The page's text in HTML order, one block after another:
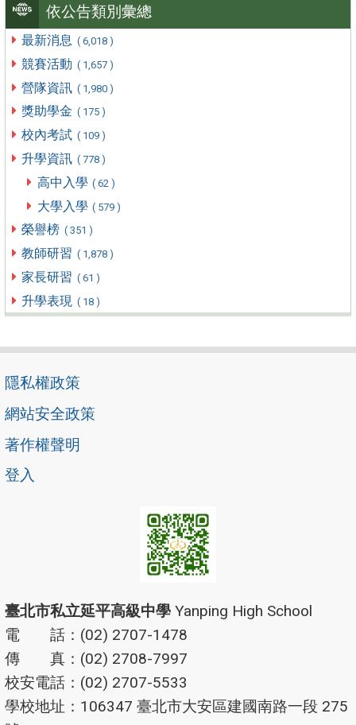
依公告類別彙總
最新消息 ( 6,018 )
競賽活動 ( 1,657 )
營隊資訊 ( 1,980 )
獎助學金 ( 175 )
校內考試 ( 109 )
升學資訊 ( 778 )
高中入學 ( 62 )
大學入學 ( 579 )
榮譽榜 ( 351 )
教師研習 ( 1,878 )
家長研習 ( 61 )
升學表現 ( 18 )
隱私權政策
網站安全政策
著作權聲明
登入
臺北市私立延平高級中學 Yanping High School
電 話：(02) 2707-1478
傳 真：(02) 2708-7997
校安電話：(02) 2707-5533
學校地址：106347 臺北市大安區建國南路一段 275